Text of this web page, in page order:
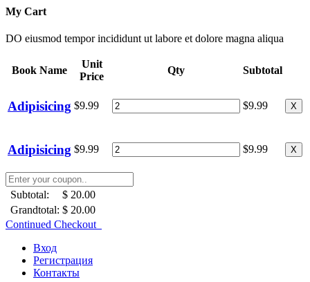
My Cart
DO eiusmod tempor incididunt ut labore et dolore magna aliqua
Book Name
Unit
Price
Qty Subtotal
Adipisicing $9.99 $9.99 X
Adipisicing $9.99 $9.99 X
Subtotal:
$ 20.00
Grandtotal: $ 20.00
Continued Checkout
Вход
Регистрация
Контакты